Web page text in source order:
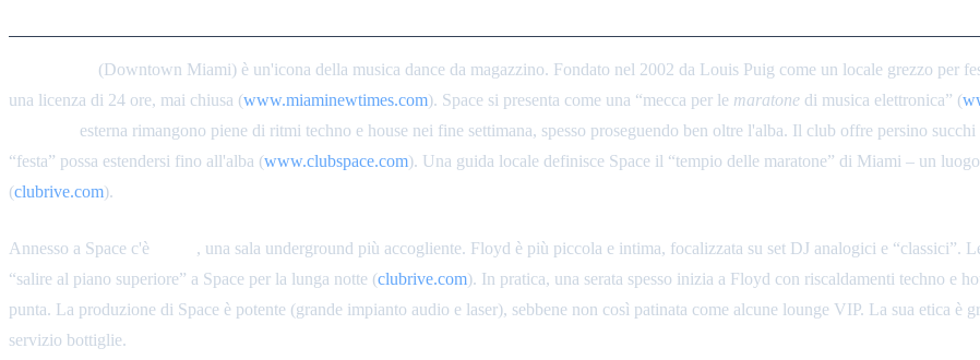
(Downtown Miami) è un'icona della musica dance da magazzino. Fondato nel 2002 da Louis Puig come un locale grezzo per
una licenza di 24 ore, mai chiusa (www.miaminewtimes.com). Space si presenta come una “mecca per le maratone di musica elettronica” (
esterna rimangono piene di ritmi techno e house nei fine settimana, spesso proseguendo ben oltre l'alba. Il club offre persino
“festa” possa estendersi fino all'alba (www.clubspace.com). Una guida locale definisce Space il “tempio delle maratone” di Miami – un
(clubrive.com).
Annesso a Space c'è
, una sala underground più accogliente. Floyd è più piccola e intima, focalizzata su set DJ analogici e “classici”.
“salire al piano superiore” a Space per la lunga notte (clubrive.com). In pratica, una serata spesso inizia a Floyd con riscaldamenti techno e
punta. La produzione di Space è potente (grande impianto audio e laser), sebbene non così patinata come alcune lounge VIP. La sua etica è
servizio bottiglie.